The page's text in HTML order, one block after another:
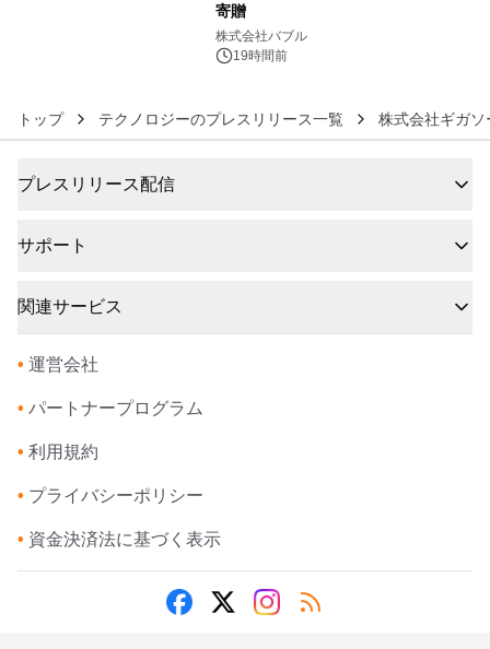
寄贈
株式会社バブル
19時間前
トップ テクノロジーのプレスリリース一覧 株式会社ギガソ
プレスリリース配信
サポート
関連サービス
• 運営会社
• パートナープログラム
• 利用規約
• プライバシーポリシー
• 資金決済法に基づく表示